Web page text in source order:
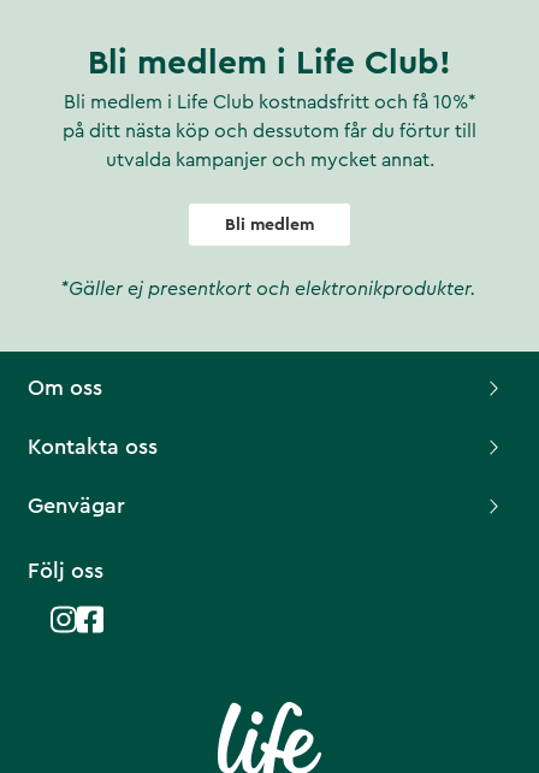
Bli medlem i Life Club!
Bli medlem i Life Club kostnadsfritt och få 10%*
på ditt nästa köp och dessutom får du förtur till
utvalda kampanjer och mycket annat.
Bli medlem
*Gäller ej presentkort och elektronikprodukter.
Om oss
Kontakta oss
Genvägar
Följ oss